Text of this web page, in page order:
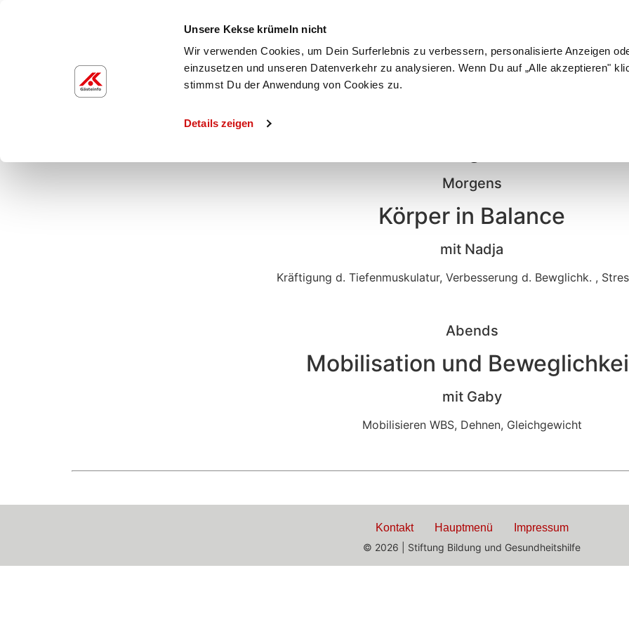
Unsere Kekse krümeln nicht
Wir verwenden Cookies, um Dein Surferlebnis zu verbessern, personalisierte Anzeigen
einzusetzen und unseren Datenverkehr zu analysieren. Wenn Du auf „Alle akzeptieren"
stimmst Du der Anwendung von Cookies zu.
Details zeigen
Freizeit_2024.07.09
Morgens
Körper in Balance
mit Nadja
Kräftigung d. Tiefenmuskulatur, Verbesserung d. Bewglichk. ,
Abends
Mobilisation und
mit Gaby
Mobilisieren WBS, Dehnen, Gleichgewicht
Kontakt Hauptmenü
Impressum
© 2026 | Stiftung Bildung und Gesundheitshilfe